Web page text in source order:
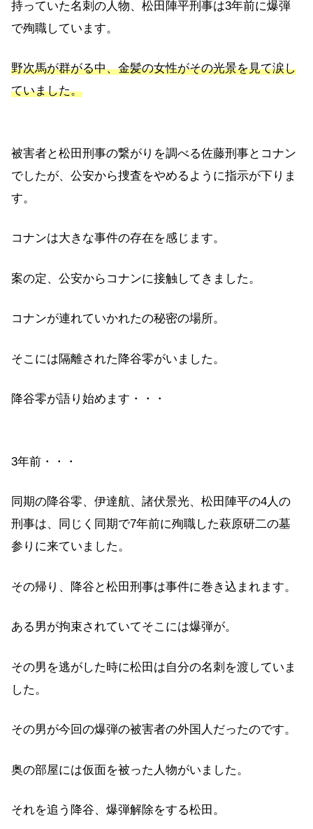
持っていた名刺の人物、松田陣平刑事は3年前に爆弾
で殉職しています。
野次馬が群がる中、金髪の女性がその光景を見て涙し
ていました。
被害者と松田刑事の繋がりを調べる佐藤刑事とコナン
でしたが、公安から捜査をやめるように指示が下りま
す。
コナンは大きな事件の存在を感じます。
案の定、公安からコナンに接触してきました。
コナンが連れていかれたの秘密の場所。
そこには隔離された降谷零がいました。
降谷零が語り始めます・・・
3年前・・・
同期の降谷零、伊達航、諸伏景光、松田陣平の4人の
刑事は、同じく同期で7年前に殉職した萩原研二の墓
参りに来ていました。
その帰り、降谷と松田刑事は事件に巻き込まれます。
ある男が拘束されていてそこには爆弾が。
その男を逃がした時に松田は自分の名刺を渡していま
した。
その男が今回の爆弾の被害者の外国人だったのです。
奥の部屋には仮面を被った人物がいました。
それを追う降谷、爆弾解除をする松田。